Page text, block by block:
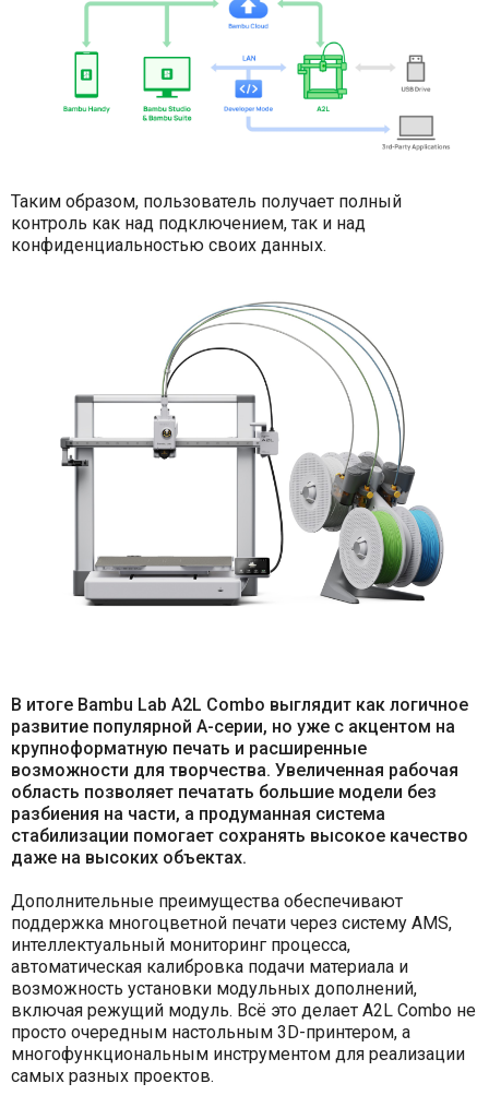
Таким образом, пользователь получает полный
контроль как над подключением, так и над
конфиденциальностью своих данных.
В итоге Bambu Lab A2L Combo выглядит как логичное
развитие популярной A-серии, но уже с акцентом на
крупноформатную печать и расширенные
возможности для творчества. Увеличенная рабочая
область позволяет печатать большие модели без
разбиения на части, а продуманная система
стабилизации помогает сохранять высокое качество
даже на высоких объектах.
Дополнительные преимущества обеспечивают
поддержка многоцветной печати через систему AMS,
интеллектуальный мониторинг процесса,
автоматическая калибровка подачи материала и
возможность установки модульных дополнений,
включая режущий модуль. Всё это делает A2L Combo не
просто очередным настольным 3D-принтером, а
многофункциональным инструментом для реализации
самых разных проектов.